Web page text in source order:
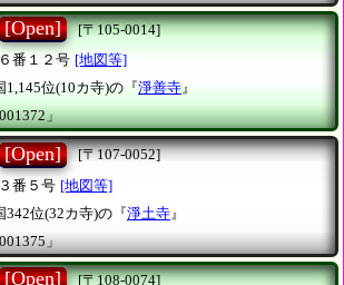
[Open]
[〒105-0014]
番１２号 [地図等]
1,145位(10カ寺)の『淨善寺』
」
[Open]
[〒107-0052]
番５号 [地図等]
342位(32カ寺)の『淨土寺 』
」
[Open]
[〒108-0074]